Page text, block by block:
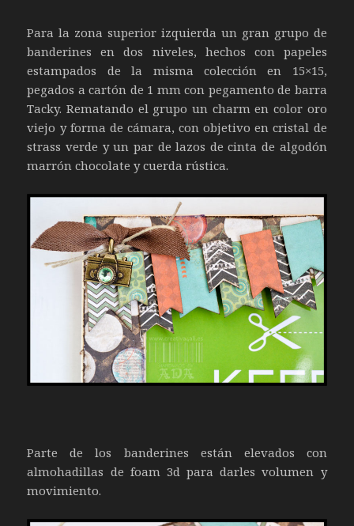
Para la zona superior izquierda un gran grupo de
banderines en dos niveles, hechos con papeles
estampados de la misma colección en 15×15,
pegados a cartón de 1 mm con pegamento de barra
Tacky. Rematando el grupo un charm en color oro
viejo y forma de cámara, con objetivo en cristal de
strass verde y un par de lazos de cinta de algodón
marrón chocolate y cuerda rústica.
Parte de los banderines están elevados con
almohadillas de foam 3d para darles volumen y
movimiento.